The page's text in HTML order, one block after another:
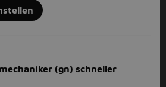
(gn) schneller